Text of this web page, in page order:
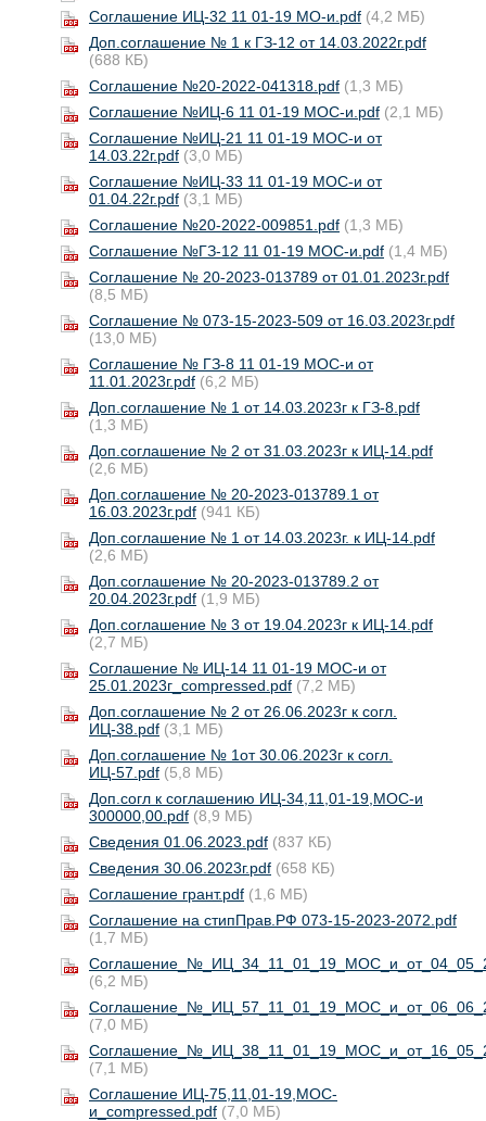
Соглашение ИЦ-32 11 01-19 МО-и.pdf (4,2 МБ)
Доп.соглашение № 1 к ГЗ-12 от 14.03.2022г.pdf
(688 КБ)
Соглашение №20-2022-041318.pdf (1,3 МБ)
Соглашение №ИЦ-6 11 01-19 МОС-и.pdf (2,1 МБ)
Соглашение №ИЦ-21 11 01-19 МОС-и от
14.03.22г.pdf (3,0 МБ)
Соглашение №ИЦ-33 11 01-19 МОС-и от
01.04.22г.pdf (3,1 МБ)
Соглашение №20-2022-009851.pdf (1,3 МБ)
Соглашение №ГЗ-12 11 01-19 МОС-и.pdf (1,4 МБ)
Соглашение № 20-2023-013789 от 01.01.2023г.pdf
(8,5 МБ)
Соглашение № 073-15-2023-509 от 16.03.2023г.pdf
(13,0 МБ)
Соглашение № ГЗ-8 11 01-19 МОС-и от
11.01.2023г.pdf (6,2 МБ)
Доп.соглашение № 1 от 14.03.2023г к ГЗ-8.pdf
(1,3 МБ)
Доп.соглашение № 2 от 31.03.2023г к ИЦ-14.pdf
(2,6 МБ)
Доп.соглашение № 20-2023-013789.1 от
16.03.2023г.pdf (941 КБ)
Доп.соглашение № 1 от 14.03.2023г. к ИЦ-14.pdf
(2,6 МБ)
Доп.соглашение № 20-2023-013789.2 от
20.04.2023г.pdf (1,9 МБ)
Доп.соглашение № 3 от 19.04.2023г к ИЦ-14.pdf
(2,7 МБ)
Соглашение № ИЦ-14 11 01-19 МОС-и от
25.01.2023г_compressed.pdf (7,2 МБ)
Доп.соглашение № 2 от 26.06.2023г к согл.
ИЦ-38.pdf (3,1 МБ)
Доп.соглашение № 1от 30.06.2023г к согл.
ИЦ-57.pdf (5,8 МБ)
Доп.согл к соглашению ИЦ-34,11,01-19,МОС-и
300000,00.pdf (8,9 МБ)
Сведения 01.06.2023.pdf (837 КБ)
Сведения 30.06.2023г.pdf (658 КБ)
Соглашение грант.pdf (1,6 МБ)
Соглашение на стипПрав.РФ 073-15-2023-2072.pdf
(1,7 МБ)
(6,2 МБ)
(7,0 МБ)
(7,1 МБ)
Соглашение ИЦ-75,11,01-19,МОС-
и_compressed.pdf (7,0 МБ)